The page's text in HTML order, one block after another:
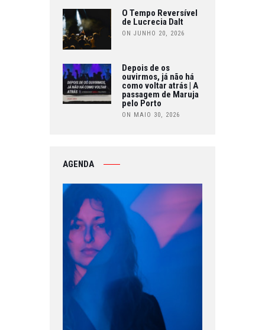
O Tempo Reversível
de Lucrecia Dalt
ON JUNHO 20, 2026
Depois de os
ouvirmos, já não há
como voltar atrás | A
passagem de Maruja
pelo Porto
ON MAIO 30, 2026
AGENDA